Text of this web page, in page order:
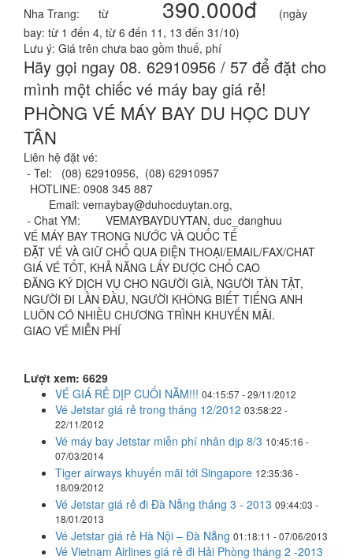
Nha Trang: từ 390.000đ
(ngày
bay: từ 1 đến 4, từ 6 đến 11, 13 đến 31/10)
Lưu ý: Giá trên chưa bao gồm thuế, phí
Hãy gọi ngay 08. 62910956 / 57 để đặt cho
mình một chiếc vé máy bay giá rẻ!
PHÒNG VÉ MÁY BAY DU HỌC DUY
TÂN
Liên hệ đặt vé:
- Tel: (08) 62910956, (08) 62910957
HOTLINE: 0908 345 887
Email: vemaybay@duhocduytan.org,
- Chat YM: VEMAYBAYDUYTAN, duc_danghuu
VÉ MÁY BAY TRONG NƯỚC VÀ QUỐC TẾ
ÐẶT VÉ VÀ GIỮ CHỔ QUA ÐIỆN THOẠI/EMAIL/FAX/CHAT
GIÁ VÉ TỐT, KHẢ NĂNG LẤY ÐƯỢC CHỔ CAO
ÐĂNG KÝ DỊCH VỤ CHO NGƯỜI GIÀ, NGƯỜI TÀN TẬT,
NGƯỜI ÐI LẦN ÐẦU, NGƯỜI KHÔNG BIẾT TIẾNG ANH
LUÔN CÓ NHIỀU CHƯƠNG TRÌNH KHUYẾN MÃI.
GIAO VÉ MIỄN PHÍ
Lượt xem: 6629
VÉ GIÁ RẺ DỊP CUỐI NĂM!!! 04:15:57 - 29/11/2012
Vé Jetstar giá rẻ trong tháng 12/2012 03:58:22 -
22/11/2012
Vé máy bay Jetstar miễn phí nhân dịp 8/3 10:45:16 -
07/03/2014
Tiger airways khuyến mãi tới Singapore 12:35:36 -
18/09/2012
Vé Jetstar giá rẻ đi Đà Nẵng tháng 3 - 2013 09:44:03 -
18/01/2013
Vé Jetstar giá rẻ Hà Nội – Đà Nẵng 01:18:11 - 07/06/2013
Vé Vietnam Airlines giá rẻ đi Hải Phòng tháng 2 -2013